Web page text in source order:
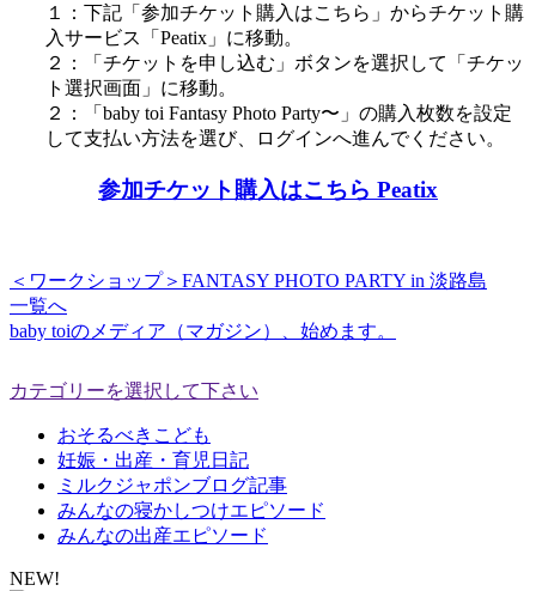
１：下記「参加チケット購入はこちら」からチケット購
入サービス「Peatix」に移動。
２：「チケットを申し込む」ボタンを選択して「チケッ
ト選択画面」に移動。
２：「baby toi Fantasy Photo Party〜」の購入枚数を設定
して支払い方法を選び、ログインへ進んでください。
参加チケット購入はこちら Peatix
＜ワークショップ＞FANTASY PHOTO PARTY in 淡路島
一覧へ
baby toiのメディア（マガジン）、始めます。
カテゴリーを選択して下さい
おそるべきこども
妊娠・出産・育児日記
ミルクジャポンブログ記事
みんなの寝かしつけエピソード
みんなの出産エピソード
NEW!